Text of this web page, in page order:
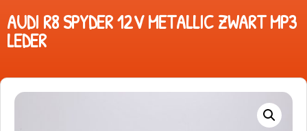
AUDI R8 SPYDER 12V METALLIC ZWART MP3
LEDER